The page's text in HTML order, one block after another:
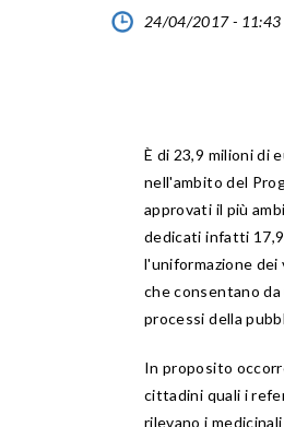
24/04/2017 - 11:43
È di 23,9 milioni di
nell'ambito del
approvati il più
dedicati infatti
l'uniformazione
che consentano
processi della
In proposito
cittadini quali i
rilevano i